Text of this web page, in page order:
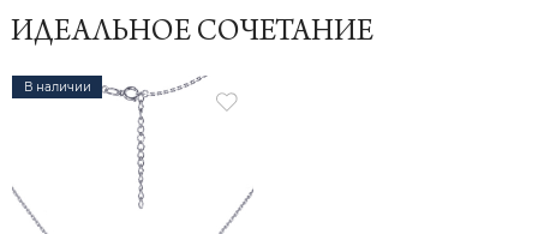
ИДЕАЛЬНОЕ СОЧЕТАНИЕ
В наличии